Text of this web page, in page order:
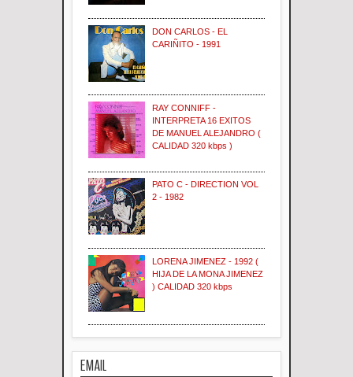
DON CARLOS - EL
CARIÑITO - 1991
RAY CONNIFF -
INTERPRETA 16 EXITOS
DE MANUEL ALEJANDRO (
CALIDAD 320 kbps )
PATO C - DIRECTION VOL
2 - 1982
LORENA JIMENEZ - 1992 (
HIJA DE LA MONA JIMENEZ
) CALIDAD 320 kbps
EMAIL